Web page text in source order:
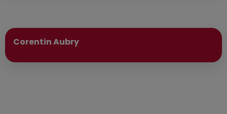
Corentin Aubry